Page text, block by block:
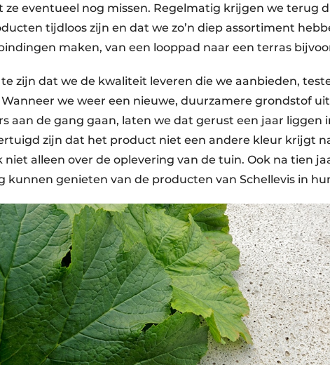
ze eventueel nog missen. Regelmatig krijgen we terug
tijdloos zijn en dat we zo’n diep assortiment
maken, van een looppad naar een terras
te zijn dat we de kwaliteit leveren die we aanbieden,
we weer een nieuwe, duurzamere grondstof
aan de gang gaan, laten we dat gerust een jaar liggen
zijn dat het product niet een andere kleur krijgt
alleen over de oplevering van de tuin. Ook na tien
kunnen genieten van de producten van Schellevis in